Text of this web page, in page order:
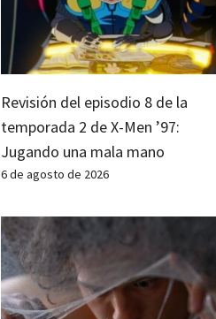
Revisión del episodio 8 de la
temporada 2 de X-Men ’97:
Jugando una mala mano
6 de agosto de 2026